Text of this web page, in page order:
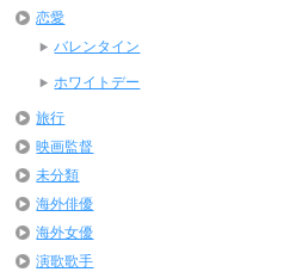
恋愛
バレンタイン
ホワイトデー
旅行
映画監督
未分類
海外俳優
海外女優
演歌歌手